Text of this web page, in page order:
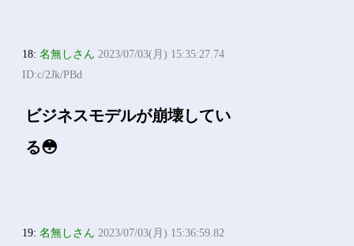
18:名無しさん 2023/07/03(月) 15:35:27.74
ID:c/2Jk/PBd
ビジネスモデルが崩壊してい
る😳
19:名無しさん 2023/07/03(月) 15:36:59.82